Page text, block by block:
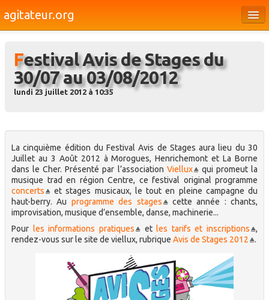
agitateur.org
Bourges & le Cher
Société
Médias
Dossiers
Brèves
Festival Avis de Stages du
30/07 au 03/08/2012
lundi 23 juillet 2012 à 10:35
La cinquième édition du Festival Avis de Stages aura lieu du 30
Juillet au 3 Août 2012 à Morogues, Henrichemont et La Borne
dans le Cher. Présenté par l’association Viellux
qui promeut la
musique trad en région Centre, ce festival original programme
concerts
et stages musicaux, le tout en pleine campagne du
haut-berry. Au programme des stages
cette année : chants,
improvisation, musique d’ensemble, danse, machinerie...
Pour les informations pratiques etles tarifs et inscriptions
,
rendez-vous sur le site de viellux, rubrique Avis de Stages 2012 .